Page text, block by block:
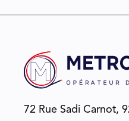
72 Rue Sadi Carnot,